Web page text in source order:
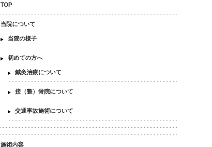
TOP
当院について
当院の様子
初めての方へ
鍼灸治療について
接（整）骨院について
交通事故施術について
施術内容